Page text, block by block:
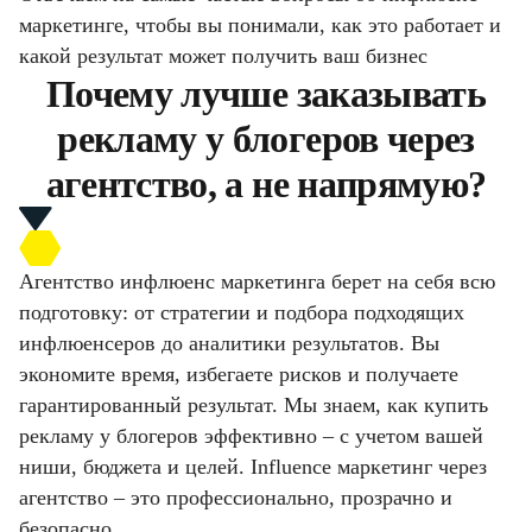
маркетинге, чтобы вы понимали, как это работает и
какой результат может получить ваш бизнес
Почему лучше заказывать
рекламу у блогеров через
агентство, а не напрямую?
Агентство инфлюенс маркетинга берет на себя всю
подготовку: от стратегии и подбора подходящих
инфлюенсеров до аналитики результатов. Вы
экономите время, избегаете рисков и получаете
гарантированный результат. Мы знаем, как купить
рекламу у блогеров эффективно – с учетом вашей
ниши, бюджета и целей. Influence маркетинг через
агентство – это профессионально, прозрачно и